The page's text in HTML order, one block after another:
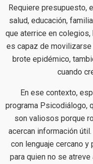
Requiere presupuesto,
salud, educación,
que aterrice en
es capaz de movilizarse
brote epidémico,
cuando
En ese contexto,
programa Psicodiálogo,
son valiosos porque
acercan información
con lenguaje cercano y
para quien no se atreve